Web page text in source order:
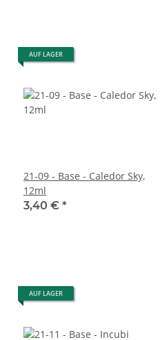
AUF LAGER
21-09 - Base - Caledor Sky,
12ml
3,40 € *
AUF LAGER